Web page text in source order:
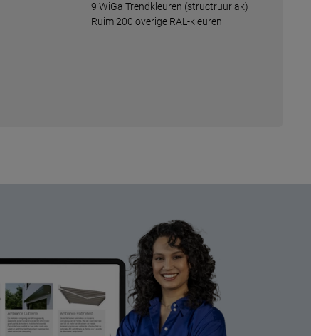
9 WiGa Trendkleuren (structruurlak)
Ruim 200 overige RAL-kleuren